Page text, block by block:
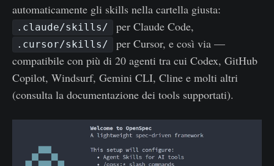
automaticamente gli skills nella cartella giusta:
.claude/skills/ per Claude Code,
.cursor/skills/
per Cursor, e così via —
compatibile con più di 20 agenti tra cui Codex, GitHub
Copilot, Windsurf, Gemini CLI, Cline e molti altri
(consulta la documentazione dei tools supportati).